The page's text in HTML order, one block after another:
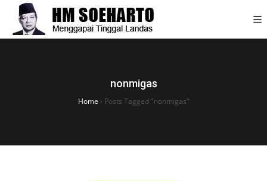
nonmigas
Home › Posts Tagged "nonmigas"